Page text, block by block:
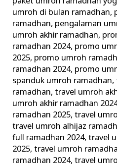
umroh di bulan ramadhan,
ramadhan, pengalaman
umroh akhir ramadhan,
ramadhan 2024, promo
2025, promo umroh
ramadhan 2024, promo
spanduk umroh ramadhan,
ramadhan,travel umroh
umroh akhir ramadhan
ramadhan 2025,travel
travel umroh alhijaz
full ramadhan 2024,travel
2025,travel umroh
ramadhan 2024,travel